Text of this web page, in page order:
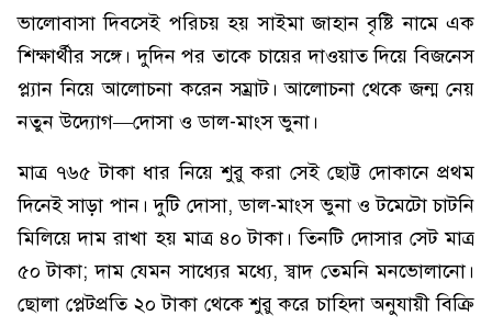
ভালোবাসা দিবসেই পরিচয় হয় সাইমা জাহান বৃষ্টি নামে এক
শিক্ষার্থীর সঙ্গে। দুদিন পর তাকে চায়ের দাওয়াত দিয়ে বিজনেস
প্ল্যান নিয়ে আলোচনা করেন সম্রাট। আলোচনা থেকে জন্ম নেয়
নতুন উদ্যোগ—দোসা ও ডাল-মাংস ভুনা।
মাত্র ৭৬৫ টাকা ধার নিয়ে শুরু করা সেই ছোট্ট দোকানে প্রথম
দিনেই সাড়া পান। দুটি দোসা, ডাল-মাংস ভুনা ও টমেটো চাটনি
মিলিয়ে দাম রাখা হয় মাত্র ৪০ টাকা। তিনটি দোসার সেট মাত্র
৫০ টাকা; দাম যেমন সাধ্যের মধ্যে, স্বাদ তেমনি মনভোলানো।
ছোলা প্লেটপ্রতি ২০ টাকা থেকে শুরু করে চাহিদা অনুযায়ী বিক্রি